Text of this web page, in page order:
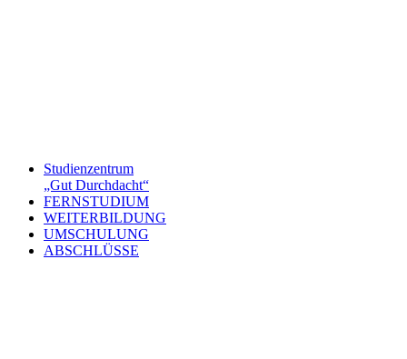
Studienzentrum
„Gut Durchdacht“
FERNSTUDIUM
WEITERBILDUNG
UMSCHULUNG
ABSCHLÜSSE